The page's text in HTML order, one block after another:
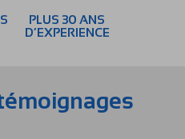
PLUS 30 ANS
D’EXPERIENCE